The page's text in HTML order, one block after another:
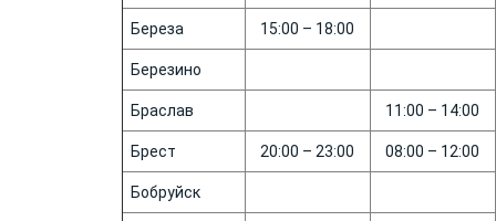
Береза 15:00 – 18:00
Березино
Браслав 11:00 – 14:00
Брест 20:00 – 23:00 08:00 – 12:00
Бобруйск